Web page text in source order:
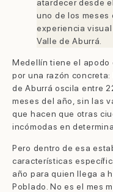
atardecer desde
uno de los meses
experiencia
Valle de Aburrá.
Medellín tiene el apodo
por una razón
de Aburrá oscila entre
meses del año, sin las
que hacen que otras
incómodas en
Pero dentro de esa
características
año para quien llega a
Poblado. No es el mes